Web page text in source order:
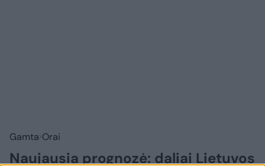
Gamta Orai
Naujausia prognozė: daliai Lietuvos